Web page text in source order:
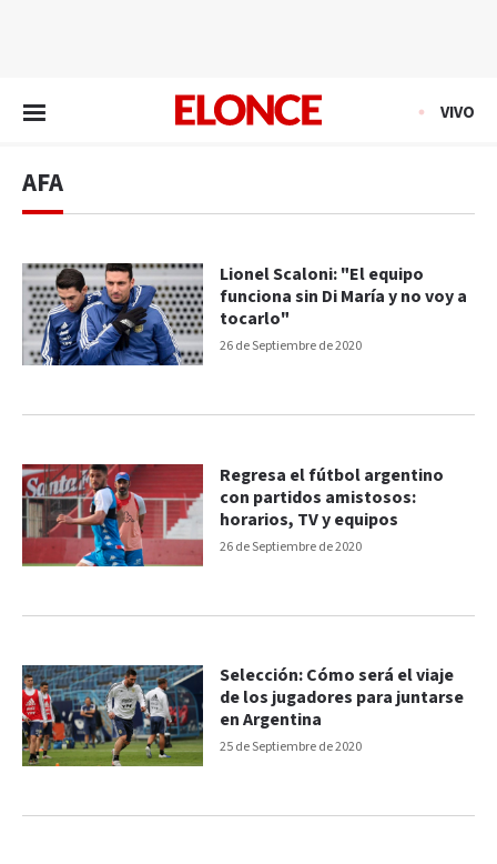
VIVO
AFA
26 de Septiembre de 2020
Lionel Scaloni: "El equipo
funciona sin Di María y no voy a
tocarlo"
26 de Septiembre de 2020
Regresa el fútbol argentino
con partidos amistosos:
horarios, TV y equipos
25 de Septiembre de 2020
Selección: Cómo será el viaje
de los jugadores para juntarse
en Argentina